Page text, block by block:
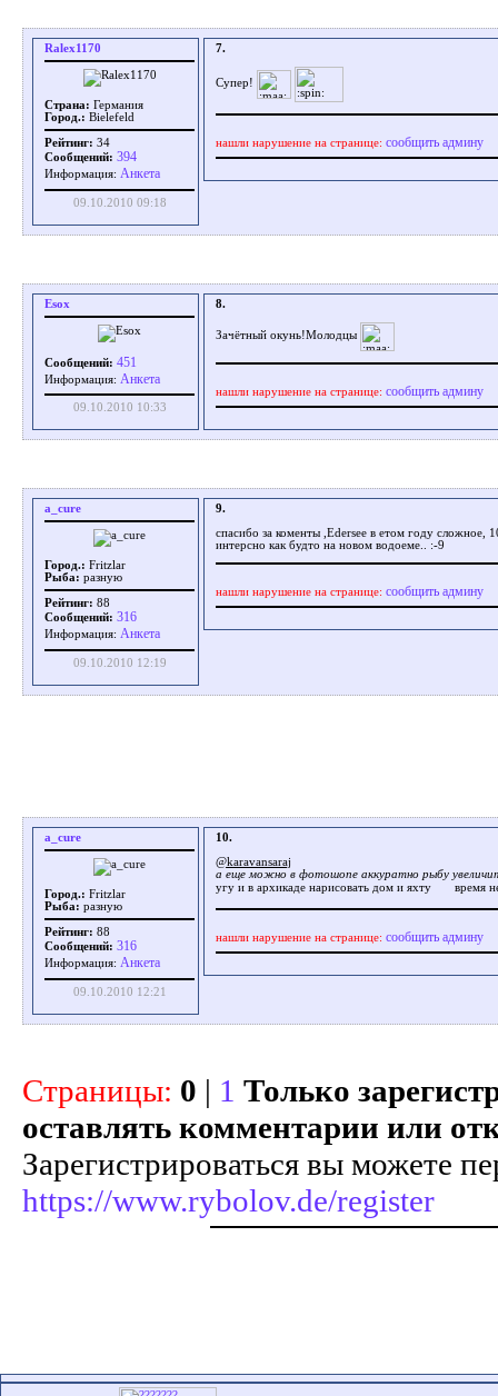
Ralex1170
Страна: Германия
Город.: Bielefeld
Рейтинг: 34
Сообщений: 394
Информация: Aнкета
09.10.2010 09:18
7.
Супер!
нашли нарушение на странице: сообщить админу
Esox
Сообщений: 451
Информация: Aнкета
09.10.2010 10:33
8.
Зачётный окунь!Молодцы
нашли нарушение на странице: сообщить админу
a_cure
Город.: Fritzlar
Рыба: разную
Рейтинг: 88
Сообщений: 316
Информация: Aнкета
09.10.2010 12:19
9.
спасибо за коменты ,Edersee в етом году сложное,
интерсно как будто на новом водоеме.. :-9
нашли нарушение на странице: сообщить админу
a_cure
Город.: Fritzlar
Рыба: разную
Рейтинг: 88
Сообщений: 316
Информация: Aнкета
09.10.2010 12:21
10.
@karavansaraj
а еще можно в фотошопе аккуратно рыбу
угу и в архикаде нарисовать дом и яхту
время
нашли нарушение на странице: сообщить админу
Страницы: 0 | 1 Только
оставлять комментарии или
Зарегистрироваться вы можете
https://www.rybolov.de/register